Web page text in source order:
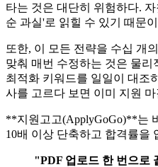
타는 것은 대단히 위험하다.
순 과실'로 읽힐 수 있기 때문
또한, 이 모든 전략을 수십 개
맞춰 매번 수정하는 것은 물리
최적화 키워드를 일일이 대조
사를 고르다 보면 이미 지원
​**지원고고(ApplyGoGo)**는
10배 이상 단축하고 합격률을
"PDF 업로드 한 번으로